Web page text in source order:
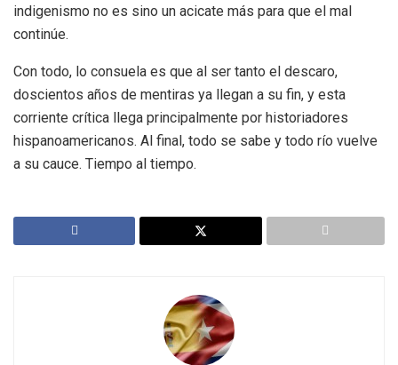
indigenismo no es sino un acicate más para que el mal
continúe.
Con todo, lo consuela es que al ser tanto el descaro,
doscientos años de mentiras ya llegan a su fin, y esta
corriente crítica llega principalmente por historiadores
hispanoamericanos. Al final, todo se sabe y todo río vuelve
a su cauce. Tiempo al tiempo.